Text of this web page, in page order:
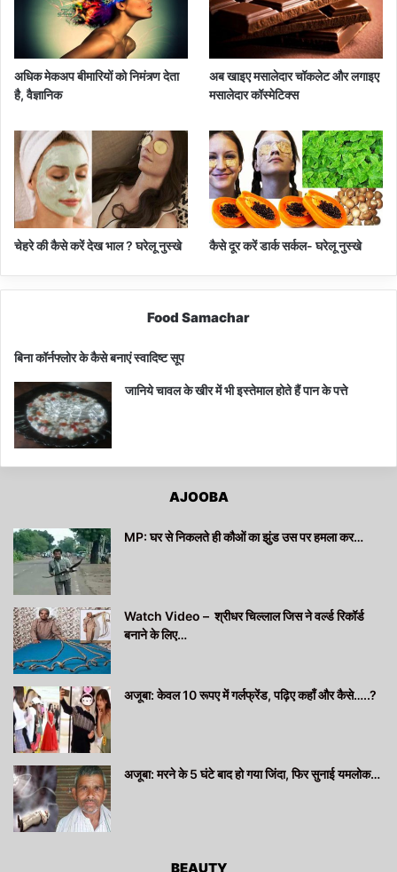
अधिक मेकअप बीमारियों को निमंत्र्ण देता
है, वैज्ञानिक
अब खाइए मसालेदार चॉकलेट और लगाइए
मसालेदार कॉस्‍मेटिक्‍स
चेहरे की कैसे करें देख भाल ? घरेलू नुस्खे कैसे दूर करें डार्क सर्कल- घरेलू नुस्खे
Food Samachar
बिना कॉर्नफ्लोर के कैसे बनाएं स्वादिष्ट सूप
जानिये चावल के खीर में भी इस्तेमाल होते हैं पान के पत्ते
AJOOBA
MP: घर से निकलते ही कौओं का झुंड उस पर हमला कर…
Watch Video – श्रीधर चिल्लाल जिस ने वर्ल्ड रिकॉर्ड
बनाने के लिए…
अजूबा: केवल 10 रूपए में गर्लफ्रेंड, पढ़िए कहाँ और कैसे…..?
अजूबा: मरने के 5 घंटे बाद हो गया जिंदा, फिर सुनाई यमलोक…
BEAUTY